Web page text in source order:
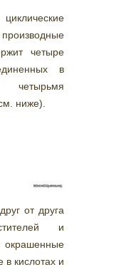
четыре
в
четырьмя
ниже).
от друга
и
окрашенные
кислотах и